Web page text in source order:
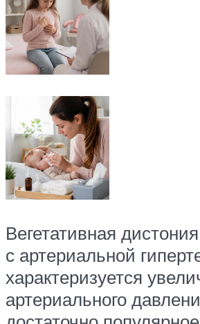
Вегетативная
с артериальной
характеризуется
артериального